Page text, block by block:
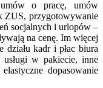
umów o pracę, umów
ZUS, przygotowywanie
socjalnych i urlopów –
na cenę. Im więcej
kadr i płac biura
w pakiecie, inne
dopasowanie